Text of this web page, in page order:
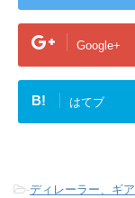
Google+
B! はてブ
-ディレーラー、ギア